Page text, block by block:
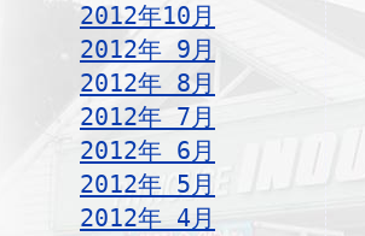
2012年10月
2012年 9月
2012年 8月
2012年 7月
2012年 6月
2012年 5月
2012年 4月